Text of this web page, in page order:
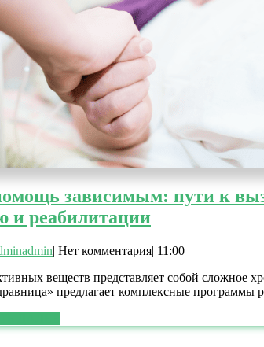
зависимым: пути к
и реабилитации
admin| Нет комментария| 11:00
веществ представляет собой сложное
предлагает комплексные программы